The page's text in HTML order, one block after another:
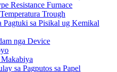
Resistance Furnace
Trough
Pagtuki sa Pisikal ug Kemikal
nga Device
sa Pagputos sa Papel